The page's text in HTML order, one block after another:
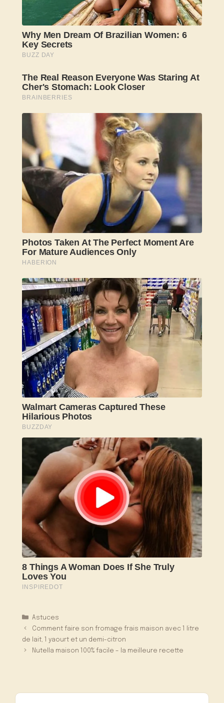
Catégories
Astuces
Comment faire son fromage frais maison avec 1 litre
de lait, 1 yaourt et un demi-citron
Nutella maison 100% facile – la meilleure recette